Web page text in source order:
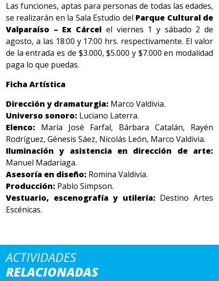
Las funciones, aptas para personas de todas las edades,
se realizarán en la Sala Estudio del Parque Cultural de
Valparaíso – Ex Cárcel el viernes 1 y sábado 2 de
agosto, a las 18:00 y 17:00 hrs. respectivamente. El valor
de la entrada es de $3.000, $5.000 y $7.000 en modalidad
paga lo que puedas.
Ficha Artística
Dirección y dramaturgia: Marco Valdivia.
Universo sonoro: Luciano Laterra.
Elenco: María José Farfal, Bárbara Catalán, Rayén
Rodríguez, Génesis Sáez, Nicolás León, Marco Valdivia.
Iluminación y asistencia en dirección de arte:
Manuel Madariaga.
Asesoría en diseño: Romina Valdivia.
Producción: Pablo Simpson.
Vestuario, escenografía y utilería: Destino Artes
Escénicas.
ACTIVIDADES
RELACIONADAS